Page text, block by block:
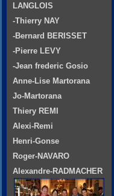
LANGLOIS
-Thierry NAY
-Bernard BERISSET
-Pierre LEVY
-Jean frederic Gosio
Anne-Lise Martorana
Jo-Martorana
Thiery REMI
Alexi-Remi
Henri-Gonse
Roger-NAVARO
Alexandre-RADMACHER